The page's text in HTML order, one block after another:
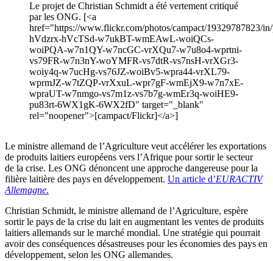
Le projet de Christian Schmidt a été vertement critiqué
par les ONG. [<a
href="https://www.flickr.com/photos/campact/19329787823/
hVdzrx-hVcTSd-w7ukBT-wmEAwL-woiQCs-
woiPQA-w7n1QY-w7ncGC-vrXQu7-w7u8o4-wprtni-
vs79FR-w7n3nY-woYMFR-vs7dtR-vs7nsH-vrXGr3-
woiy4q-w7ucHg-vs76JZ-woiBv5-wpra44-vrXL79-
wprmJZ-w7tZQP-vrXxuL-wpr7gF-wmEjX9-w7n7xE-
wpraUT-w7nmgo-vs7m1z-vs7b7g-wmEr3q-woiHE9-
pu83rt-6WX1gK-6WX2fD" target="_blank"
rel="noopener">[campact/Flickr]</a>]
Le ministre allemand de l’Agriculture veut accélérer les exportations
de produits laitiers européens vers l’Afrique pour sortir le secteur
de la crise. Les ONG dénoncent une approche dangereuse pour la
filière laitière des pays en développement. Un article d’EURACTIV
Allemagne.
Christian Schmidt, le ministre allemand de l’Agriculture, espère
sortir le pays de la crise du lait en augmentant les ventes de produits
laitiers allemands sur le marché mondial. Une stratégie qui pourrait
avoir des conséquences désastreuses pour les économies des pays en
développement, selon les ONG allemandes.